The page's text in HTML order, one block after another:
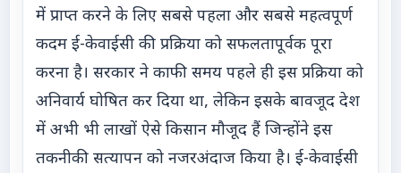
में प्राप्त करने के लिए सबसे पहला और सबसे महत्वपूर्ण
कदम ई-केवाईसी की प्रक्रिया को सफलतापूर्वक पूरा
करना है। सरकार ने काफी समय पहले ही इस प्रक्रिया को
अनिवार्य घोषित कर दिया था, लेकिन इसके बावजूद देश
में अभी भी लाखों ऐसे किसान मौजूद हैं जिन्होंने इस
तकनीकी सत्यापन को नजरअंदाज किया है। ई-केवाईसी